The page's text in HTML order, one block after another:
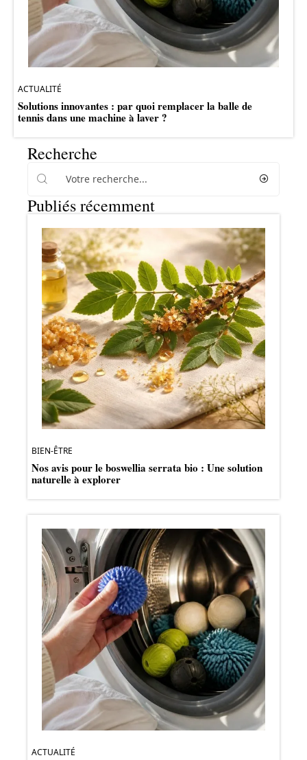
ACTUALITÉ
Solutions innovantes : par quoi remplacer la balle de
tennis dans une machine à laver ?
Recherche
Publiés récemment
BIEN-ÊTRE
Nos avis pour le boswellia serrata bio : Une solution
naturelle à explorer
ACTUALITÉ